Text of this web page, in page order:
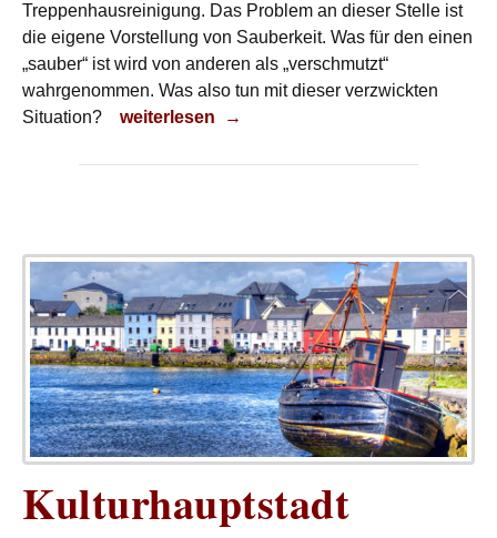
Treppenhausreinigung. Das Problem an dieser Stelle ist
die eigene Vorstellung von Sauberkeit. Was für den einen
„sauber“ ist wird von anderen als „verschmutzt“
wahrgenommen. Was also tun mit dieser verzwickten
Situation?
Treppenhausreinigung
weiterlesen →
Kulturhauptstadt